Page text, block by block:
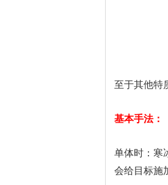
至于其他特
基本手法：
单体时：寒
会给目标施